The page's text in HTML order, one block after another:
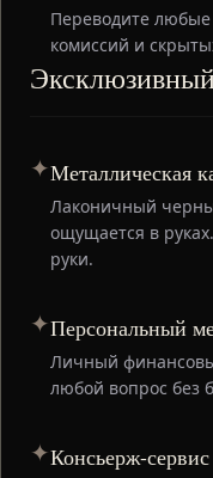
Переводите любые
комиссий и
✦Металлическая
Лаконичный
ощущается в
руки.
✦Персональный
Личный
любой вопрос без
✦Консьерж-сервис